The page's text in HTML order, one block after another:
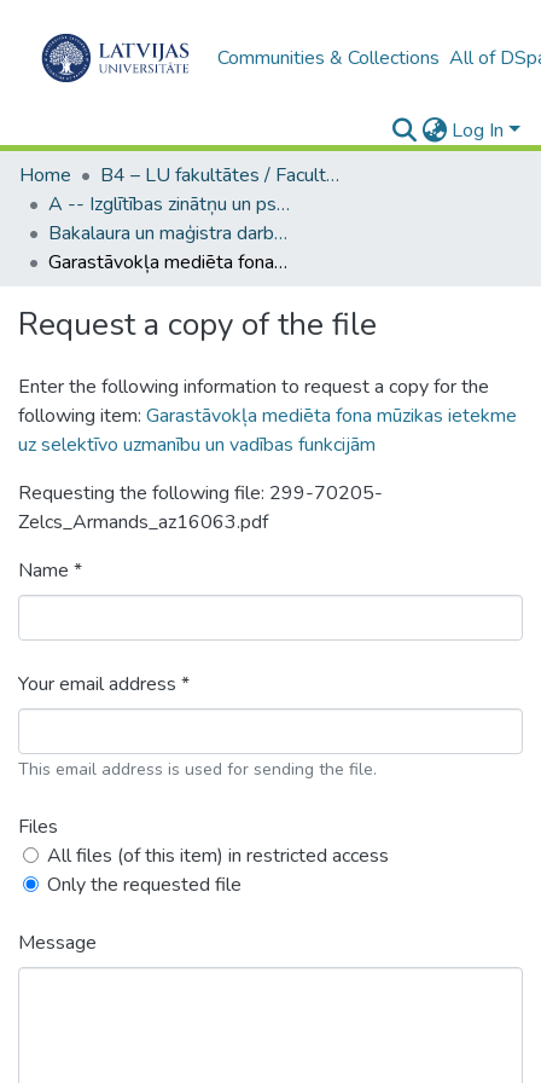
Communities & Collections All of
Log In
Home
B4 – LU fakultātes / Faculties of the UL
A -- Izglītības zinātņu un psiholoģijas fakultāte / Faculty of Education Sciences and Psychology
Bakalaura un maģistra darbi (PPMF) / Bachelor's and Master's theses
Garastāvokļa mediēta fona mūzikas ietekme uz selektīvo uzmanību un vadības funkcijām
Request a copy of the file
Enter the following information to request a copy for the
following item: Garastāvokļa mediēta fona mūzikas ietekme
uz selektīvo uzmanību un vadības funkcijām
Requesting the following file: 299-70205-
Zelcs_Armands_az16063.pdf
Name *
Your email address *
This email address is used for sending the file.
Files
All files (of this item) in restricted access
Only the requested file
Message